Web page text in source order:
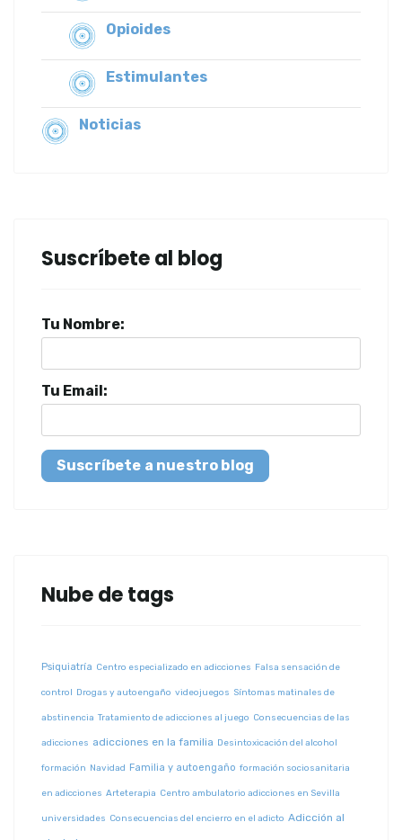
Opioides
Estimulantes
Noticias
Suscríbete al blog
Tu Nombre:
Tu Email:
Suscríbete a nuestro blog
Nube de tags
Psiquiatría Centro especializado en adicciones Falsa sensación de
control Drogas y autoengaño videojuegos Síntomas matinales de
abstinencia Tratamiento de adicciones al juego Consecuencias de las
adicciones adicciones en la familia Desintoxicación del alcohol
formación Navidad Familia y autoengaño formación sociosanitaria
en adicciones Arteterapia Centro ambulatorio adicciones en Sevilla
universidades Consecuencias del encierro en el adicto Adicción al